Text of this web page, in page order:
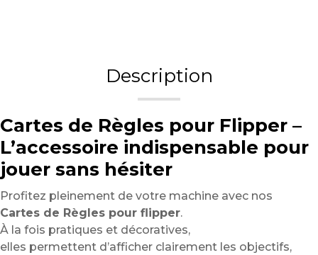
Description
Cartes de Règles pour Flipper –
L’accessoire indispensable pour
jouer sans hésiter
Profitez pleinement de votre machine avec nos
Cartes de Règles pour flipper.
À la fois pratiques et décoratives,
elles permettent d’afficher clairement les objectifs,